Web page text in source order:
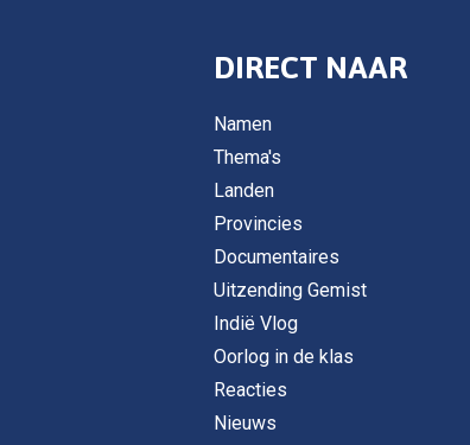
DIRECT NAAR
Namen
Thema's
Landen
Provincies
Documentaires
Uitzending Gemist
Indië Vlog
Oorlog in de klas
Reacties
Nieuws